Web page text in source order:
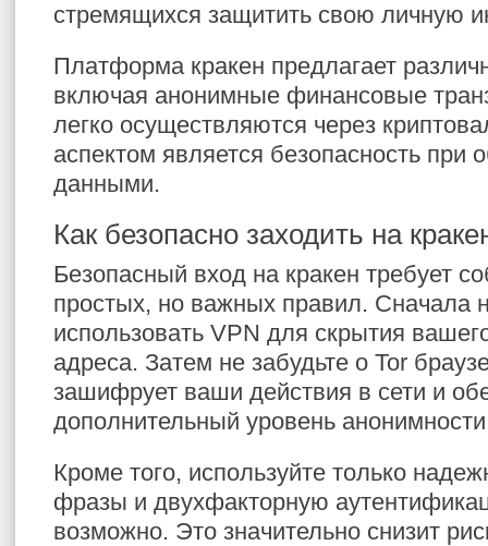
стремящихся защитить свою личную
Платформа кракен предлагает
включая анонимные финансовые
легко осуществляются через
аспектом является безопасность
данными.
Как безопасно заходить на
Безопасный вход на кракен требует
простых, но важных правил. Сначала
использовать VPN для скрытия
адреса. Затем не забудьте о Tor
зашифрует ваши действия в сети и
дополнительный уровень
Кроме того, используйте только
фразы и двухфакторную
возможно. Это значительно снизит